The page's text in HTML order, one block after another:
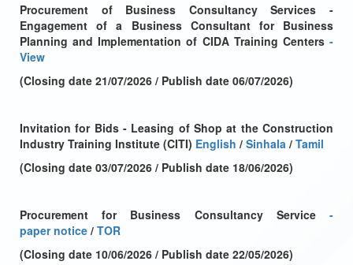
Procurement of Business Consultancy Services -
Engagement of a Business Consultant for Business
Planning and Implementation of CIDA Training Centers -
View
(Closing date 21/07/2026 / Publish date 06/07/2026)
Invitation for Bids - Leasing of Shop at the Construction
Industry Training Institute (CITI) English / Sinhala / Tamil
(Closing date 03/07/2026 / Publish date 18/06/2026)
Procurement for Business Consultancy Service-
paper notice / TOR
(Closing date 10/06/2026 / Publish date 22/05/2026)